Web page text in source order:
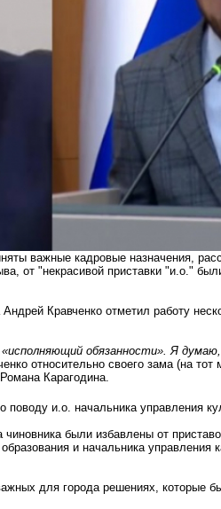
важные кадровые назначения,
от "некрасивой приставки "и.о."
Кравченко отметил работу
обязанности». Я
относительно своего зама (на
Карагодина.
поводу и.о. начальника управления
были избавлены от
и начальника управления
для города решениях, которые